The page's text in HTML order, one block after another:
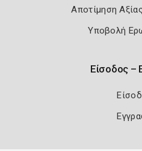
Αποτίμηση
Υποβολή
Είσοδος –